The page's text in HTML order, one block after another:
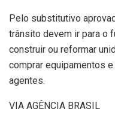
Pelo substitutivo
trânsito devem ir para o
construir ou reformar
comprar equipamentos
agentes.
VIA AGÊNCIA BRASIL